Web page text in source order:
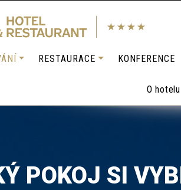
RESTAURACE KONFERENCE
O hotelu
POKOJ SI